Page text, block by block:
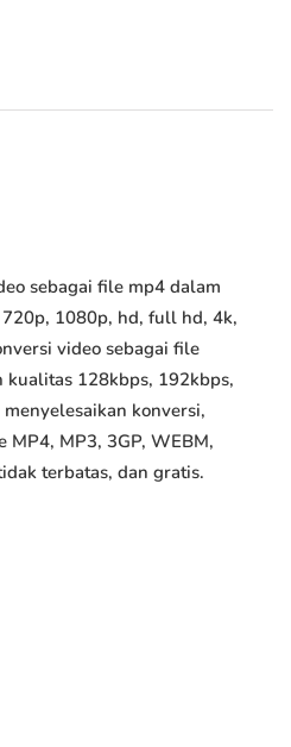
sebagai file mp4 dalam
1080p, hd, full hd, 4k,
video sebagai file
kualitas 128kbps, 192kbps,
konversi,
MP3, 3GP, WEBM,
terbatas, dan gratis.